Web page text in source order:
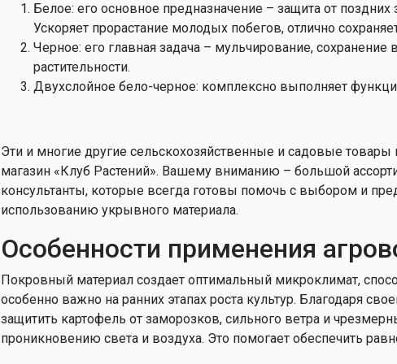
Белое: его основное предназначение – защита от
Ускоряет прорастание молодых побегов, отлично
Черное: его главная задача – мульчирование, сохранение
растительности.
Двухслойное бело-черное: комплексно выполняет
Эти и многие другие сельскохозяйственные и садовые
магазин «Клуб Растений». Вашему вниманию – большой
консультанты, которые всегда готовы помочь с выбором и
использованию укрывного материала.
Особенности применения
Покровный материал создает оптимальный микроклимат,
особенно важно на ранних этапах роста культур. Благодаря
защитить картофель от заморозков, сильного ветра и
проникновению света и воздуха. Это помогает обеспечить